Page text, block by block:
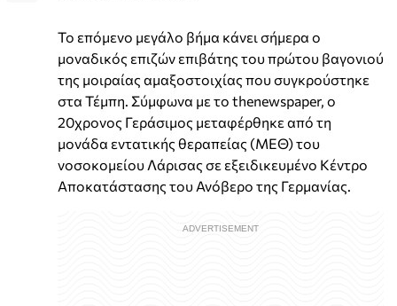
Το επόμενο μεγάλο βήμα κάνει σήμερα ο
μοναδικός επιζών επιβάτης του πρώτου βαγονιού
της μοιραίας αμαξοστοιχίας που συγκρούστηκε
στα Τέμπη. Σύμφωνα με το thenewspaper, ο
20χρονος Γεράσιμος μεταφέρθηκε από τη
μονάδα εντατικής θεραπείας (ΜΕΘ) του
νοσοκομείου Λάρισας σε εξειδικευμένο Κέντρο
Αποκατάστασης του Ανόβερο της Γερμανίας.